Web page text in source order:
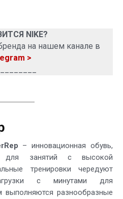
NIKE?
на нашем канале в
>
– инновационная обувь,
для занятий с высокой
тренировки чередуют
с минутами для
выполняются разнообразные